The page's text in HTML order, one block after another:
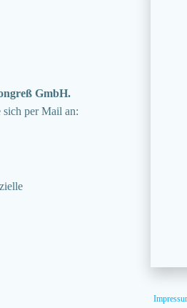
GmbH.
sich per Mail an: